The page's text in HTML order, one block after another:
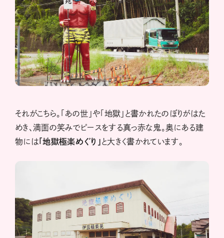
それがこちら。「あの世」や「地獄」と書かれたのぼりがはた
めき、満面の笑みでピースをする真っ赤な鬼。奥にある建
物には 「地獄極楽めぐり」と大きく書かれています。